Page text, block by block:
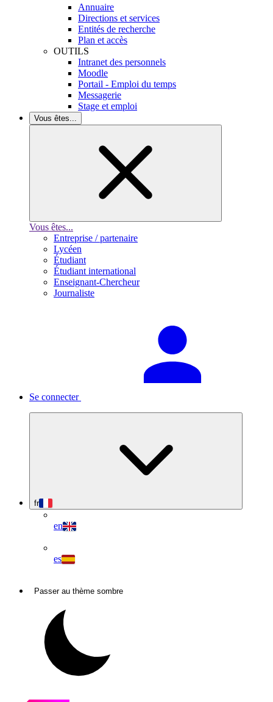
Annuaire
Directions et services
Entités de recherche
Plan et accès
OUTILS
Intranet des personnels
Moodle
Portail - Emploi du temps
Messagerie
Stage et emploi
Vous êtes...
Vous êtes...
Entreprise / partenaire
Lycéen
Étudiant
Étudiant international
Enseignant-Chercheur
Journaliste
Se connecter
fr
en
es
Passer au thème sombre